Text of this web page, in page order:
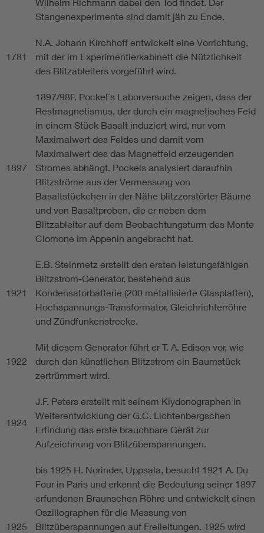
Stangenexperimente sind damit jäh zu Ende.
1781
N.A. Johann Kirchhoff entwickelt eine Vorrichtung,
mit der im Experimentierkabinett die Nützlichkeit
des Blitzableiters vorgeführt wird.
1897
1897/98F. Pockel´s Laborversuche zeigen, dass der
Restmagnetismus, der durch ein magnetisches Feld
in einem Stück Basalt induziert wird, nur vom
Maximalwert des Feldes und damit vom
Maximalwert des das Magnetfeld erzeugenden
Stromes abhängt. Pockels analysiert daraufhin
Blitzströme aus der Vermessung von
Basaltstückchen in der Nähe blitzzerstörter Bäume
und von Basaltproben, die er neben dem
Blitzableiter auf dem Beobachtungsturm des Monte
Ciomone im Appenin angebracht hat.
1921
E.B. Steinmetz erstellt den ersten leistungsfähigen
Blitzstrom-Generator, bestehend aus
Kondensatorbatterie (200 metallisierte Glasplatten),
Hochspannungs-Transformator, Gleichrichterröhre
und Zündfunkenstrecke.
1922
Mit diesem Generator führt er T. A. Edison vor, wie
durch den künstlichen Blitzstrom ein Baumstück
zertrümmert wird.
1924
J.F. Peters erstellt mit seinem Klydonographen in
Weiterentwicklung der G.C. Lichtenbergschen
Erfindung das erste brauchbare Gerät zur
Aufzeichnung von Blitzüberspannungen.
1925
bis 1925 H. Norinder, Uppsala, besucht 1921 A. Du
Four in Paris und erkennt die Bedeutung seiner 1897
erfundenen Braunschen Röhre und entwickelt einen
Oszillographen für die Messung von
Blitzüberspannungen auf Freileitungen. 1925 wird